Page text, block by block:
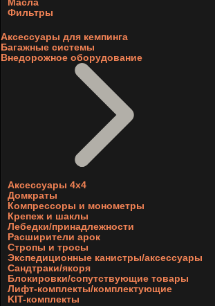
Фильтры
Аксессуары для кемпинга
Багажные системы
Внедорожное оборудование
Аксессуары 4х4
Домкраты
Компрессоры и монометры
Крепеж и шаклы
Лебедки/принадлежности
Расширители арок
Стропы и тросы
Экспедиционные канистры/аксессуары
Сандтраки/якоря
Блокировки/сопутствующие товары
Лифт-комплекты/комплектующие
KIT-комплекты